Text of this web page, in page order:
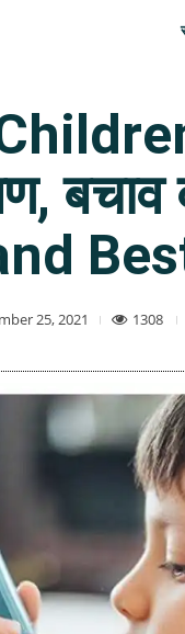
25, 2021 1308